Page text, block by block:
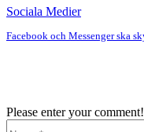
Sociala Medier
Facebook och Messenger ska
Please enter your comment!